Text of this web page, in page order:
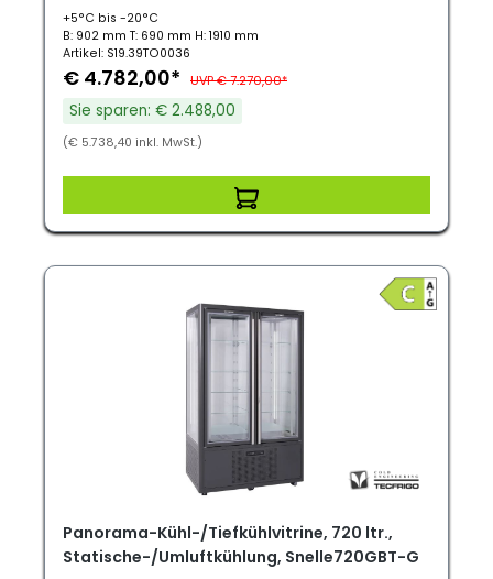
+5°C bis -20°C
B: 902 mm T: 690 mm H: 1910 mm
Artikel: S19.39TO0036
€ 4.782,00* UVP € 7.270,00*
Sie sparen: € 2.488,00
(€ 5.738,40 inkl. MwSt.)
Panorama-Kühl-/Tiefkühlvitrine, 720 ltr.,
Statische-/Umluftkühlung, Snelle720GBT-G